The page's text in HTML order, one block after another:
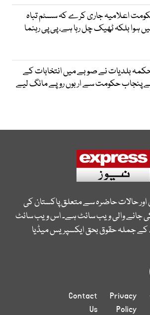
اعلامیہ جاری کرے کہ سسٹم تباہ
ہوا بلکہ ٹھیک چل رہا ہے، پی پی رہنما
بلدیات نے صوبے میں انتخابات کے
پنجاب حکومت سے اربوں روپے مانگ لیے
اور حالات حاضرہ سے متعلق پاکستان کی
جانے والی ویب سائٹ ہے۔ اس ویب سائٹ
کے جملہ حقوق بحق ایکسپریس میڈیا
Privacy
Policy
Contact
Us